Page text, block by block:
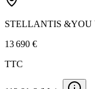
STELLANTIS &YOU
13 690 €
TTC